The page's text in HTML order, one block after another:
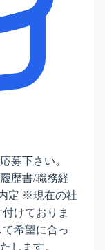
募下さい。
歴書/職務経
定 ※現在の社
けておりま
希望に合っ
します。